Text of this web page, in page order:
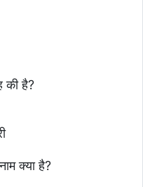
की है?
क्या है?